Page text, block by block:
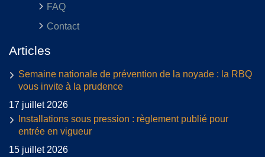
FAQ
Contact
Articles
Semaine nationale de prévention de la noyade : la RBQ
vous invite à la prudence
17 juillet 2026
Installations sous pression : règlement publié pour
entrée en vigueur
15 juillet 2026